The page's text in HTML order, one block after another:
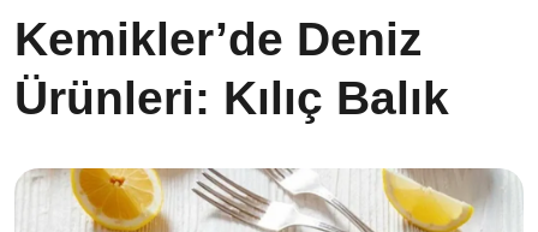
Kemikler’de Deniz
Ürünleri: Kılıç Balık